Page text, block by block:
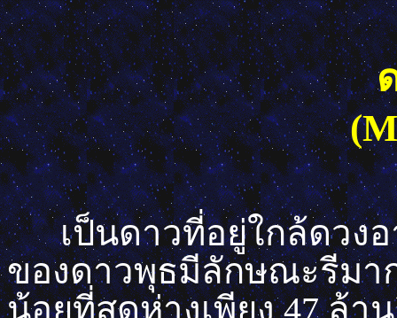
เป็นดาวที่อยู่ใกล้ดวง
ของดาวพุธมีลักษณะรีมา
น้อยที่สุดห่างเพียง 47 ล้า